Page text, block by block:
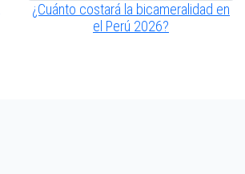
¿Cuánto costará la bicameralidad en
el Perú 2026?